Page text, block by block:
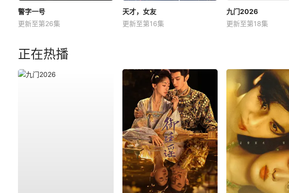
警字一号
更新至第26集
天才，女友
更新至第16集
九门2026
更新至第18集
正在热播